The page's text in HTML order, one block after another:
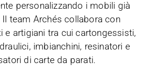
personalizzando i mobili già
team Archés collabora con
e artigiani tra cui cartongessisti,
imbianchini, resinatori e
di carte da parati.